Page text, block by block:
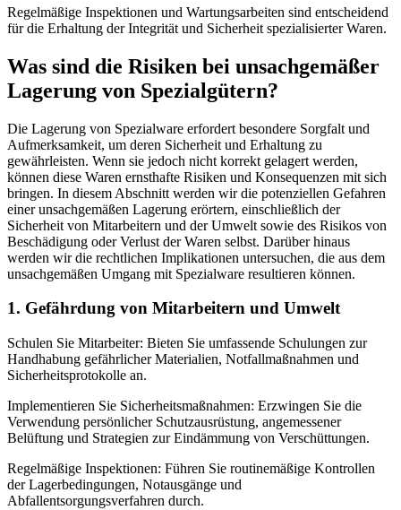
Regelmäßige Inspektionen und Wartungsarbeiten sind entscheidend
für die Erhaltung der Integrität und Sicherheit spezialisierter Waren.
Was sind die Risiken bei unsachgemäßer
Lagerung von Spezialgütern?
Die Lagerung von Spezialware erfordert besondere Sorgfalt und
Aufmerksamkeit, um deren Sicherheit und Erhaltung zu
gewährleisten. Wenn sie jedoch nicht korrekt gelagert werden,
können diese Waren ernsthafte Risiken und Konsequenzen mit sich
bringen. In diesem Abschnitt werden wir die potenziellen Gefahren
einer unsachgemäßen Lagerung erörtern, einschließlich der
Sicherheit von Mitarbeitern und der Umwelt sowie des Risikos von
Beschädigung oder Verlust der Waren selbst. Darüber hinaus
werden wir die rechtlichen Implikationen untersuchen, die aus dem
unsachgemäßen Umgang mit Spezialware resultieren können.
1. Gefährdung von Mitarbeitern und Umwelt
Schulen Sie Mitarbeiter: Bieten Sie umfassende Schulungen zur
Handhabung gefährlicher Materialien, Notfallmaßnahmen und
Sicherheitsprotokolle an.
Implementieren Sie Sicherheitsmaßnahmen: Erzwingen Sie die
Verwendung persönlicher Schutzausrüstung, angemessener
Belüftung und Strategien zur Eindämmung von Verschüttungen.
Regelmäßige Inspektionen: Führen Sie routinemäßige Kontrollen
der Lagerbedingungen, Notausgänge und
Abfallentsorgungsverfahren durch.